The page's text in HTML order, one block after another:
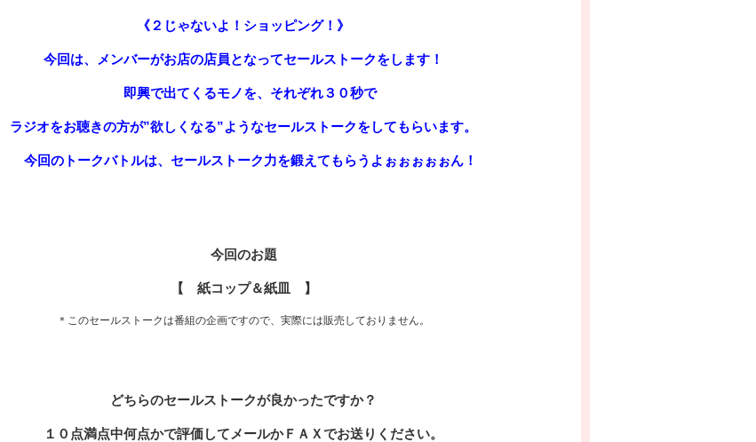
《２じゃないよ！ショッピング！》
今回は、メンバーがお店の店員となってセールストークをします！
即興で出てくるモノを、それぞれ３０秒で
ラジオをお聴きの方が”欲しくなる”ようなセールストークをしてもらいます。
今回のトークバトルは、セールストーク力を鍛えてもらうよぉぉぉぉぉん！
今回のお題
【 紙コップ＆紙皿 】
＊このセールストークは番組の企画ですので、実際には販売しておりません。
どちらのセールストークが良かったですか？
１０点満点中何点かで評価して メールかＦＡＸでお送りください。